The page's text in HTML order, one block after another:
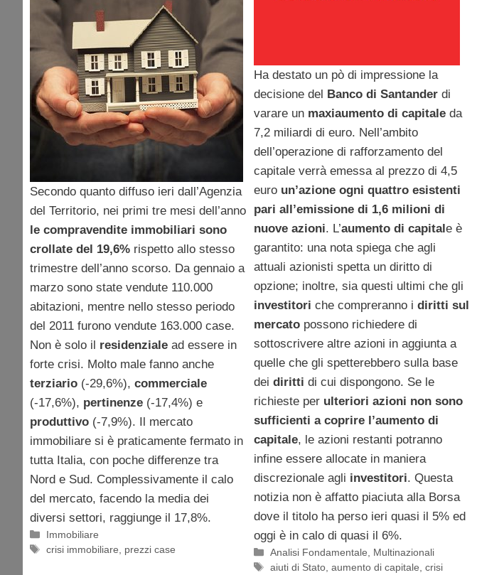
Secondo quanto diffuso ieri dall’Agenzia
del Territorio, nei primi tre mesi dell’anno
le compravendite immobiliari sono
crollate del 19,6% rispetto allo stesso
trimestre dell’anno scorso. Da gennaio a
marzo sono state vendute 110.000
abitazioni, mentre nello stesso periodo
del 2011 furono vendute 163.000 case.
Non è solo il residenziale ad essere in
forte crisi. Molto male fanno anche
terziario (-29,6%), commerciale
(-17,6%), pertinenze (-17,4%) e
produttivo (-7,9%). Il mercato
immobiliare si è praticamente fermato in
tutta Italia, con poche differenze tra
Nord e Sud. Complessivamente il calo
del mercato, facendo la media dei
diversi settori, raggiunge il 17,8%.
Categorie
Immobiliare
Tag
crisi immobiliare prezzi case
Ha destato un pò di impressione la
decisione del Banco di Santander di
varare un maxiaumento di capitaleda
7,2 miliardi di euro. Nell’ambito
dell’operazione di rafforzamento del
capitale verrà emessa al prezzo di 4,5
euro un’azione ogni quattro esistenti
pari all’emissione di 1,6 milioni di
nuove azioni. L’aumento di capitale è
garantito: una nota spiega che agli
attuali azionisti spetta un diritto di
opzione; inoltre, sia questi ultimi che gli
investitori che compreranno i diritti sul
mercato possono richiedere di
sottoscrivere altre azioni in aggiunta a
quelle che gli spetterebbero sulla base
dei diritti di cui dispongono. Se le
richieste per ulteriori azioni non sono
sufficienti a coprire l’aumento di
capitale, le azioni restanti potranno
infine essere allocate in maniera
discrezionale agli investitori. Questa
notizia non è affatto piaciuta alla Borsa
dove il titolo ha perso ieri quasi il 5% ed
oggi è in calo di quasi il 6%.
Categorie
Analisi Fondamentale
Multinazionali
Tag
aiuti di Stato ,aumento di capitale ,crisi